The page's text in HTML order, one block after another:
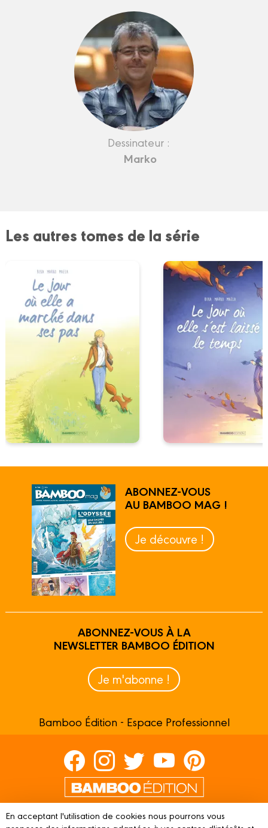
Dessinateur :
Marko
Les autres tomes de la série
ABONNEZ-VOUS
AU BAMBOO MAG !
Je découvre !
ABONNEZ-VOUS À LA
NEWSLETTER BAMBOO ÉDITION
Je m'abonne !
Bamboo Édition - Espace Professionnel
Contactez-nous
En acceptant l'utilisation de cookies nous pourrons vous